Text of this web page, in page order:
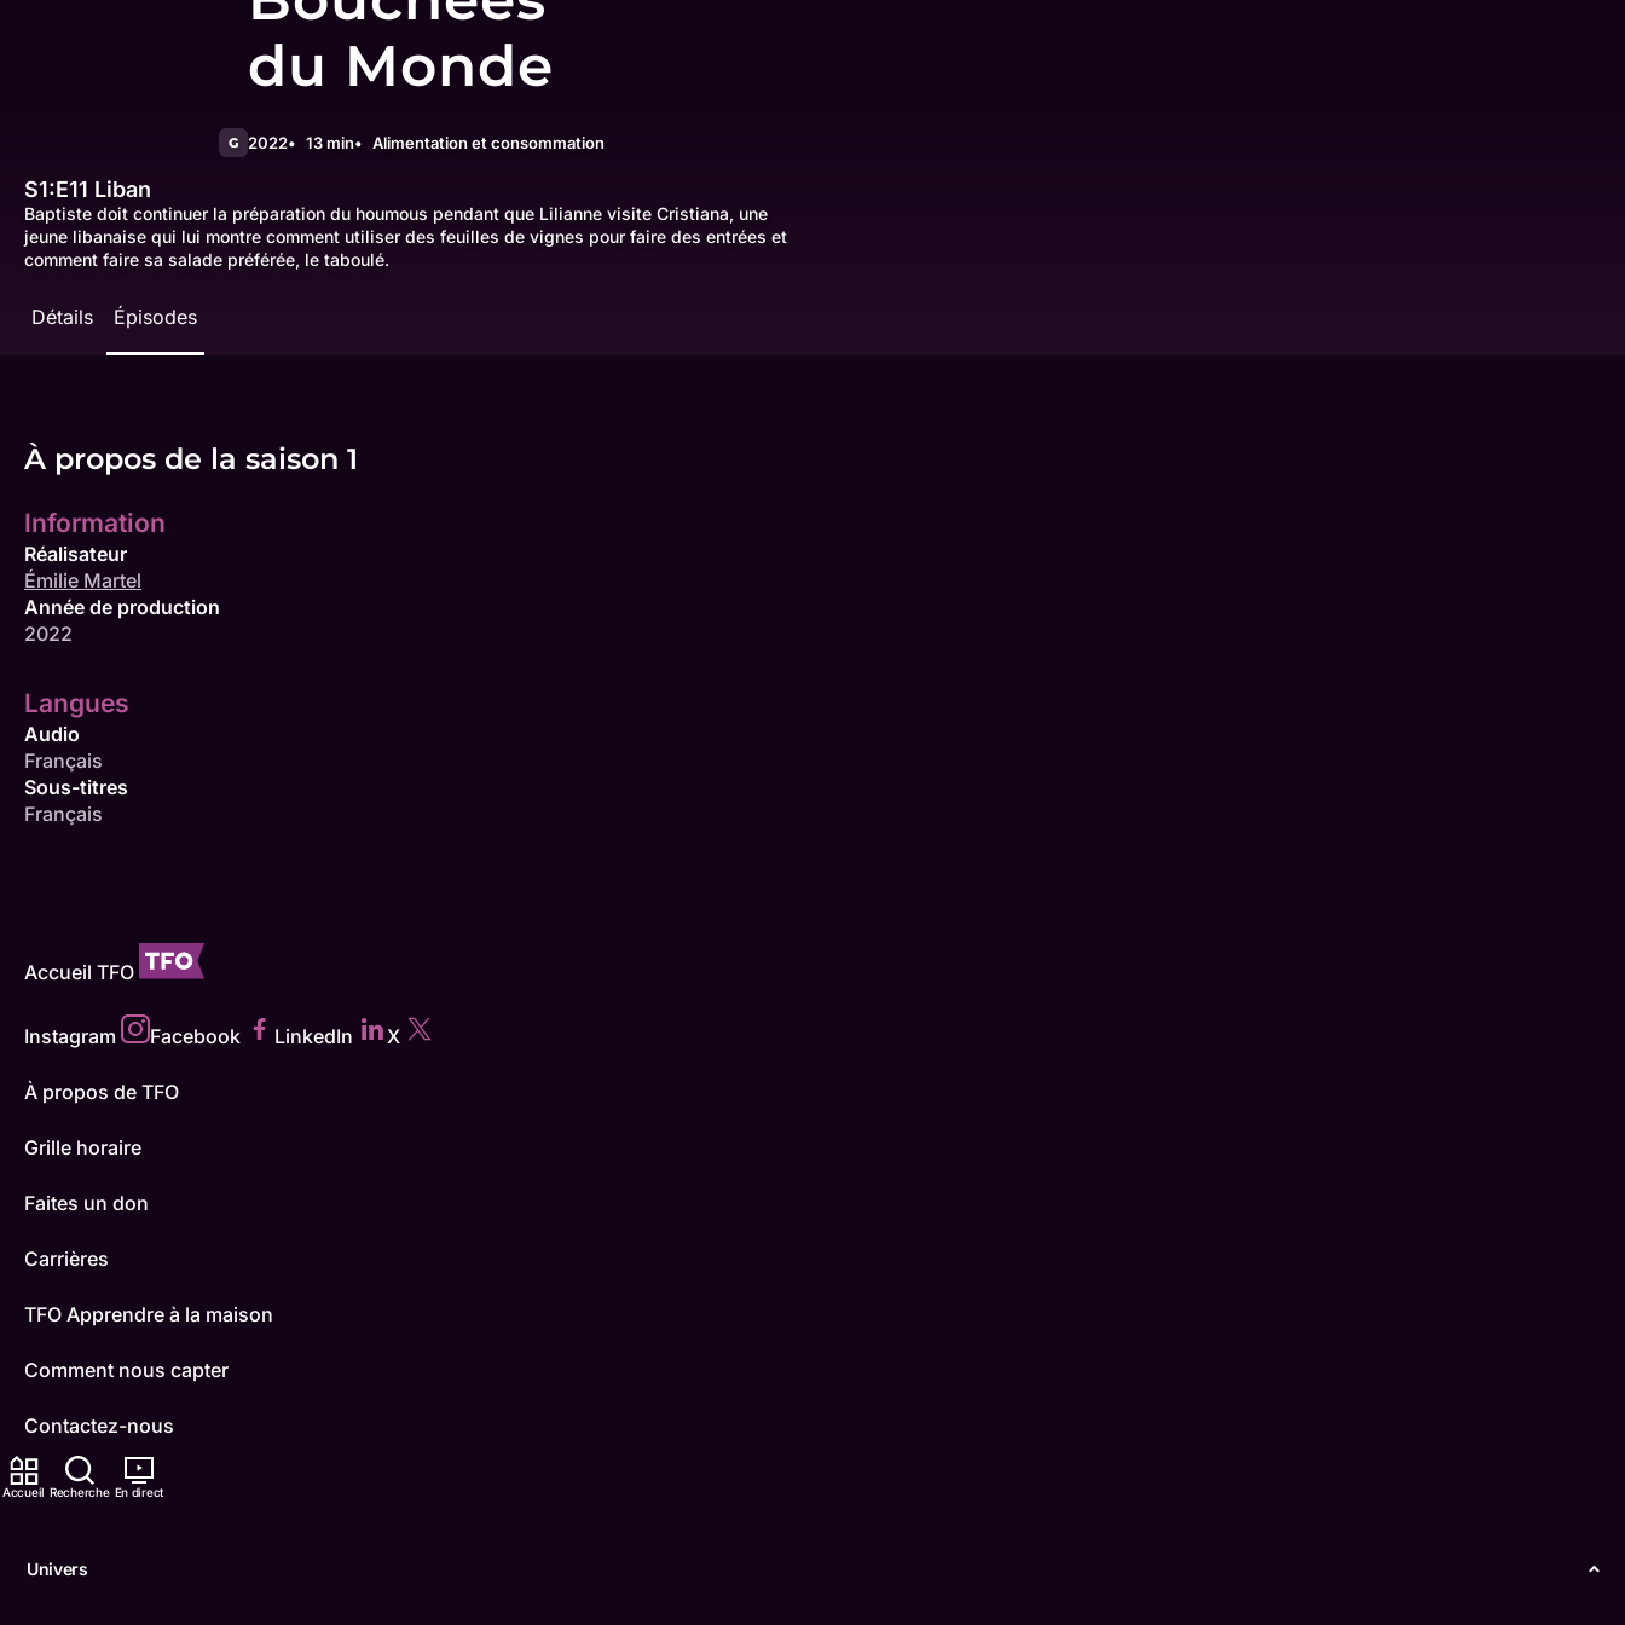
Accueil Recherche En direct
Univers
du Monde
G 2022 13 min Alimentation et consommation
S1:E11 Liban
Baptiste doit continuer la préparation du houmous pendant que Lilianne visite Cristiana, une
jeune libanaise qui lui montre comment utiliser des feuilles de vignes pour faire des entrées et
comment faire sa salade préférée, le taboulé.
Détails Épisodes
À propos de la saison 1
Information
Réalisateur
Émilie Martel
Année de production
2022
Langues
Audio
Français
Sous-titres
Français
Accueil TFO
Instagram Facebook LinkedIn X
À propos de TFO
Grille horaire
Faites un don
Carrières
TFO Apprendre à la maison
Comment nous capter
Contactez-nous
ONFR